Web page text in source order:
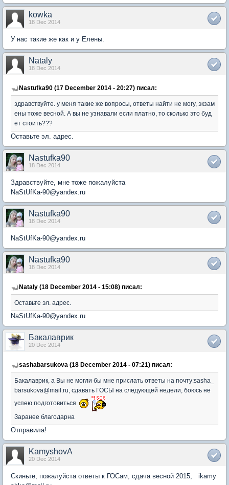
kowka
18 Dec 2014
У нас такие же как и у Елены.
Nataly
18 Dec 2014
Nastufka90 (17 December 2014 - 20:27) писал:
здравствуйте. у меня такие же вопросы, ответы найти не могу, экзам
ены тоже весной. А вы не узнавали если платно, то сколько это буд
ет стоить???
Оставьте эл. адрес.
Nastufka90
18 Dec 2014
Здравствуйте, мне тоже пожалуйста
NaStUfKa-90@yandex.ru
Nastufka90
18 Dec 2014
NaStUfKa-90@yandex.ru
Nastufka90
18 Dec 2014
Nataly (18 December 2014 - 15:08) писал:
Оставьте эл. адрес.
NaStUfKa-90@yandex.ru
Бакалаврик
20 Dec 2014
sashabarsukova (18 December 2014 - 07:21) писал:
Бакалаврик, а Вы не могли бы мне прислать ответы на почту:sasha_
barsukova@mail.ru, сдавать ГОСЫ на следующей недели, боюсь не
успею подготовиться
Заранее благодарна
Отправила!
KamyshovA
20 Dec 2014
Скиньте, пожалуйста ответы к ГОСам, сдача весной 2015, ikamy